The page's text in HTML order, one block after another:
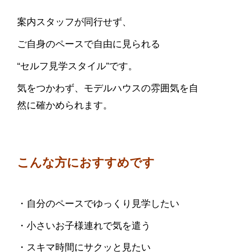
案内スタッフが同行せず、
ご自身のペースで自由に見られる
“セルフ見学スタイル”です。
気をつかわず、モデルハウスの雰囲気を自
然に確かめられます。
こんな方におすすめです
・自分のペースでゆっくり見学したい
・小さいお子様連れで気を遣う
・スキマ時間にサクッと見たい